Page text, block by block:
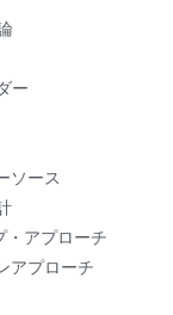
ー
ソース
・アプローチ
アプローチ